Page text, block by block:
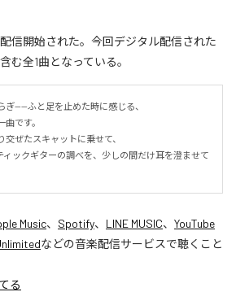
配信開始された。今回デジタル配信された
む全1曲となっている。
ぎ——ふと足を止めた時に感じる、
です。
ぜたスキャットに乗せて、
ィックギターの調べを、少しの間だけ耳を澄ませて
Music、 Spotify、 LINE MUSIC、 YouTube
などの音楽配信サービスで聴くこと
る